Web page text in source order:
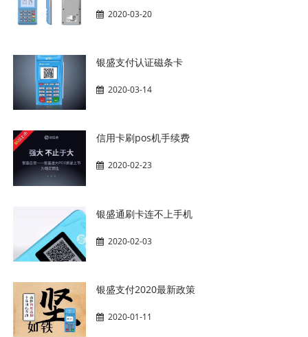
2020-03-20
银盛支付认证磁条卡
2020-03-14
信用卡刷pos机手续费
2020-02-23
银盛通刷卡连不上手机
2020-02-03
银盛支付2020最新政策
2020-01-11